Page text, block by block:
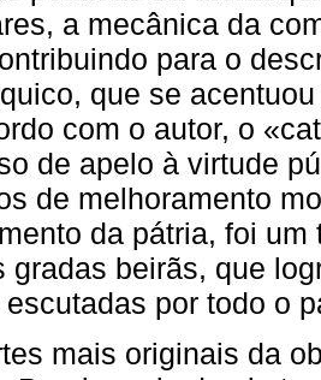
a mecânica da
para o
que se
com o autor, o
de apelo à virtude
de melhoramento
da pátria, foi
gradas beirãs, que
escutadas por todo o
mais originais da